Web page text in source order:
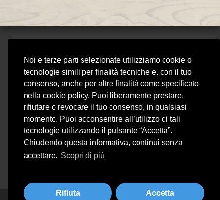
Noi e terze parti selezionate utilizziamo cookie o
tecnologie simili per finalità tecniche e, con il tuo
consenso, anche per altre finalità come specificato
nella cookie policy. Puoi liberamente prestare,
rifiutare o revocare il tuo consenso, in qualsiasi
momento. Puoi acconsentire all’utilizzo di tali
tecnologie utilizzando il pulsante “Accetta”.
Chiudendo questa informativa, continui senza
accettare. Scopri di più
Rifiuta Accetta
STEAKHOUSE
VIVI CAFE SNC DI SIMONS MATHILDE & C.
Piazza Matteotti 15, 25015 - Desenzano del Garda (BS)
Tel. 030 991 4950 - Partita IVA 01954540207 - REA BS 428920
vivicaferistorante@gmail.com
Privacy